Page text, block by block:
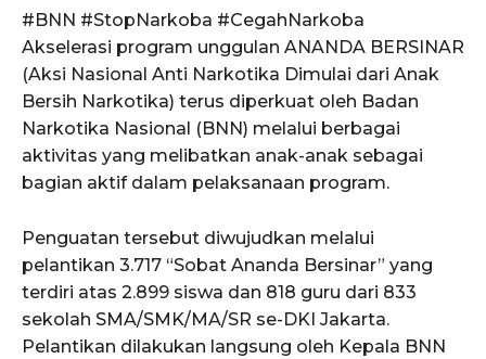
#BNN #StopNarkoba #CegahNarkoba
Akselerasi program unggulan ANANDA BERSINAR
(Aksi Nasional Anti Narkotika Dimulai dari Anak
Bersih Narkotika) terus diperkuat oleh Badan
Narkotika Nasional (BNN) melalui berbagai
aktivitas yang melibatkan anak-anak sebagai
bagian aktif dalam pelaksanaan program.
Penguatan tersebut diwujudkan melalui
pelantikan 3.717 “Sobat Ananda Bersinar” yang
terdiri atas 2.899 siswa dan 818 guru dari 833
sekolah SMA/SMK/MA/SR se-DKI Jakarta.
Pelantikan dilakukan langsung oleh Kepala BNN